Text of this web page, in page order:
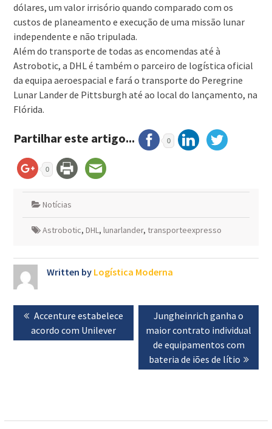
dólares, um valor irrisório quando comparado com os
custos de planeamento e execução de uma missão lunar
independente e não tripulada.
Além do transporte de todas as encomendas até à
Astrobotic, a DHL é também o parceiro de logística oficial
da equipa aeroespacial e fará o transporte do Peregrine
Lunar Lander de Pittsburgh até ao local do lançamento, na
Flórida.
Partilhar este artigo... 0
0
Notícias
Astrobotic, DHL, lunarlander, transporteexpresso
Written by Logística Moderna
Navegação
de
artigos
Previous
post:
Accenture estabelece
acordo com Unilever
Next
post:
Jungheinrich ganha o
maior contrato individual
de equipamentos com
bateria de iões de lítio